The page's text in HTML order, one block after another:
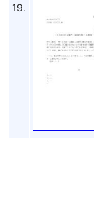
19.